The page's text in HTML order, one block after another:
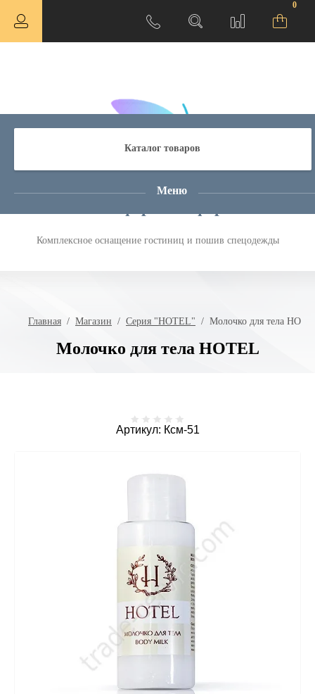
0
Комплексное оснащение гостиниц и пошив спецодежды
Главная
  /
Магазин
  /
Серия "HOTEL"
/  Молочко для тела
Молочко для тела HOTEL
Каталог товаров
Меню
Артикул: Ксм-51